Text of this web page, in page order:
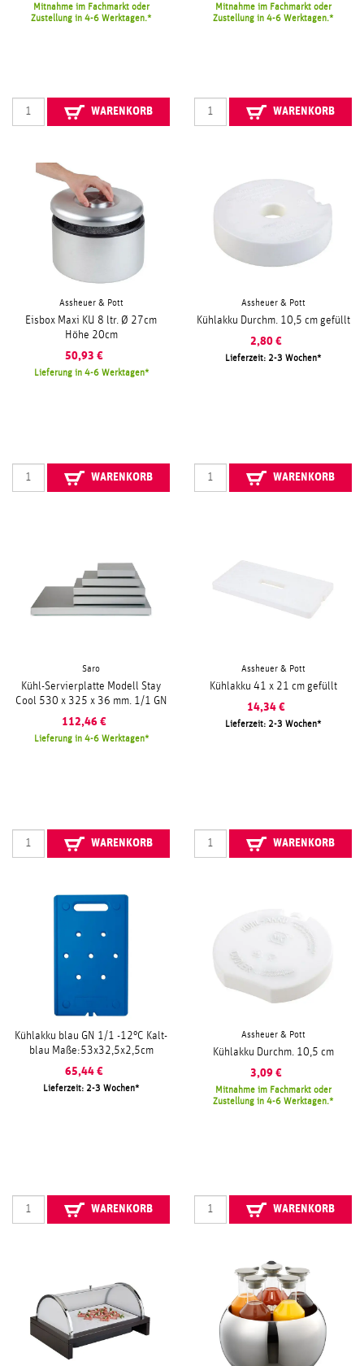
Mitnahme im Fachmarkt oder
Zustellung in 4-6 Werktagen.
WARENKORB
Mitnahme im Fachmarkt oder
Zustellung in 4-6 Werktagen.
WARENKORB
Assheuer & Pott
Eisbox Maxi KU 8 ltr. Ø 27cm
Höhe 20cm
50,93 €
Lieferung in 4-6 Werktagen
WARENKORB
Assheuer & Pott
Kühlakku Durchm. 10,5 cm gefüllt
2,80 €
Lieferzeit: 2-3 Wochen
WARENKORB
Saro
Kühl-Servierplatte Modell Stay
Cool 530 x 325 x 36 mm. 1/1 GN
112,46 €
Lieferung in 4-6 Werktagen
WARENKORB
Assheuer & Pott
Kühlakku 41 x 21 cm gefüllt
14,34 €
Lieferzeit: 2-3 Wochen
WARENKORB
Kühlakku blau GN 1/1 -12°C Kalt-
blau Maße:53x32,5x2,5cm
65,44 €
Lieferzeit: 2-3 Wochen
WARENKORB
Assheuer & Pott
Kühlakku Durchm. 10,5 cm
3,09 €
Mitnahme im Fachmarkt oder
Zustellung in 4-6 Werktagen.
WARENKORB